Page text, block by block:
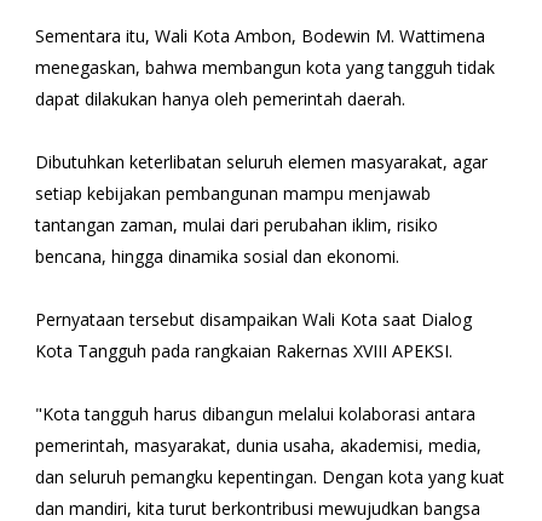
Sementara itu, Wali Kota Ambon, Bodewin M. Wattimena
menegaskan, bahwa membangun kota yang tangguh tidak
dapat dilakukan hanya oleh pemerintah daerah.
Dibutuhkan keterlibatan seluruh elemen masyarakat, agar
setiap kebijakan pembangunan mampu menjawab
tantangan zaman, mulai dari perubahan iklim, risiko
bencana, hingga dinamika sosial dan ekonomi.
Pernyataan tersebut disampaikan Wali Kota saat Dialog
Kota Tangguh pada rangkaian Rakernas XVIII APEKSI.
"Kota tangguh harus dibangun melalui kolaborasi antara
pemerintah, masyarakat, dunia usaha, akademisi, media,
dan seluruh pemangku kepentingan. Dengan kota yang kuat
dan mandiri, kita turut berkontribusi mewujudkan bangsa